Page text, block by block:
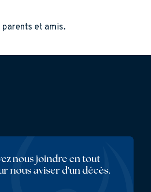
et amis.
nous joindre en tout
nous aviser d'un décès.